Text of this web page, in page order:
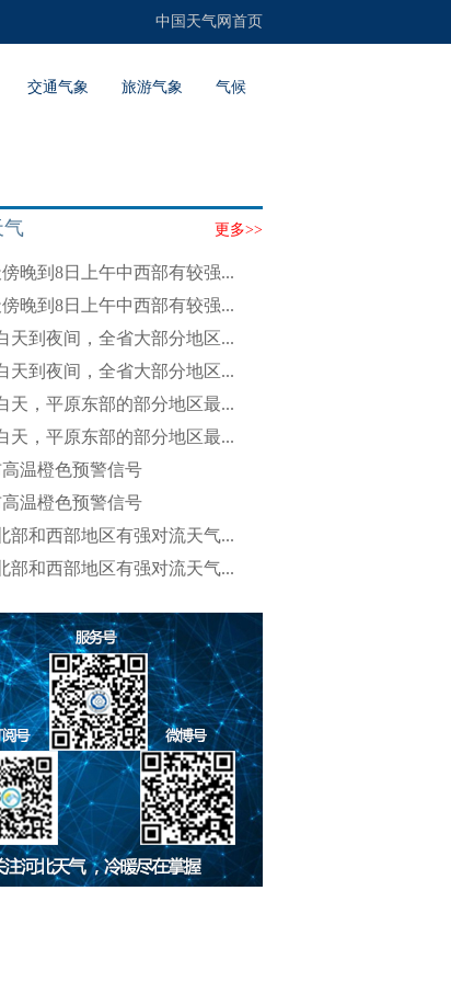
中国天气网首页
交通气象 旅游气象 气候
更多>>
气
晚到8日上午中西部有较强...
晚到8日上午中西部有较强...
天到夜间，全省大部分地区...
天到夜间，全省大部分地区...
天，平原东部的部分地区最...
天，平原东部的部分地区最...
温橙色预警信号
温橙色预警信号
部和西部地区有强对流天气...
部和西部地区有强对流天气...